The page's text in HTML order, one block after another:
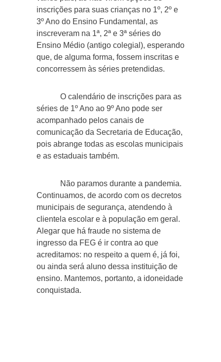
inscrições para suas crianças no 1º, 2º e
3º Ano do Ensino Fundamental, as
inscreveram na 1ª, 2ª e 3ª séries do
Ensino Médio (antigo colegial), esperando
que, de alguma forma, fossem inscritas e
concorressem às séries pretendidas.
O calendário de inscrições para as
séries de 1º Ano ao 9º Ano pode ser
acompanhado pelos canais de
comunicação da Secretaria de Educação,
pois abrange todas as escolas municipais
e as estaduais também.
Não paramos durante a pandemia.
Continuamos, de acordo com os decretos
municipais de segurança, atendendo à
clientela escolar e à população em geral.
Alegar que há fraude no sistema de
ingresso da FEG é ir contra ao que
acreditamos: no respeito a quem é, já foi,
ou ainda será aluno dessa instituição de
ensino. Mantemos, portanto, a idoneidade
conquistada.